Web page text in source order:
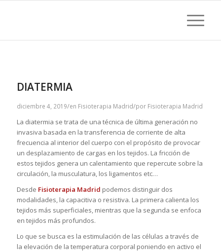
DIATERMIA
diciembre 4, 2019/en Fisioterapia Madrid/por Fisioterapia Madrid
La diatermia se trata de una técnica de última generación no
invasiva basada en la transferencia de corriente de alta
frecuencia al interior del cuerpo con el propósito de provocar
un desplazamiento de cargas en los tejidos. La fricción de
estos tejidos genera un calentamiento que repercute sobre la
circulación, la musculatura, los ligamentos etc…
Desde Fisioterapia Madrid podemos distinguir dos
modalidades, la capacitiva o resistiva. La primera calienta los
tejidos más superficiales, mientras que la segunda se enfoca
en tejidos más profundos.
Lo que se busca es la estimulación de las células a través de
la elevación de la temperatura corporal poniendo en activo el